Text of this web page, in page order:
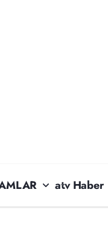
atv Haber